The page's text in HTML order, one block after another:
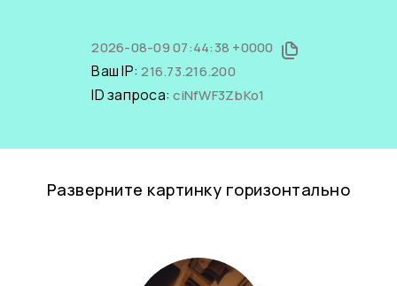
2026-08-09 07:44:38 +0000
Ваш IP:216.73.216.200
ID запроса:ciNfWF3ZbKo1
Разверните картинку горизонтально